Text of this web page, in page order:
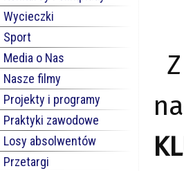
Wycieczki
Sport
Media o Nas
Nasze filmy
Projekty i programy
Praktyki zawodowe
Losy absolwentów
Przetargi